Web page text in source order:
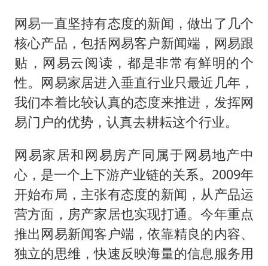
网易一直坚持有态度的新闻，做出了几个
核心产品，包括网易客户新闻端，网易跟
贴，网易云阅读，都是非常有鲜明的个
性。网易家居进入垂直行业只最近几年，
我们本着比较认真的态度来推进，发挥网
易门户的优势，认真去耕耘这个行业。
网易家居和网易房产同属于网易地产中
心，是一个上下游产业链的关系。2009年
开始布局，主张有态度的新闻，从产品运
营方面，房产家居也实现打通。今年重点
推出网易新闻客户端，依靠精良的内容、
独立的思维，快速反映海量的信息服务用